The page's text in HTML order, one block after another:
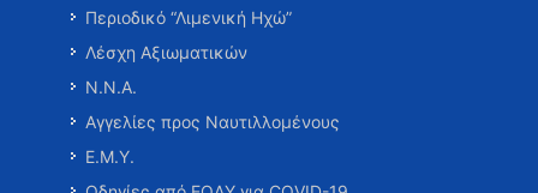
Περιοδικό “Λιμενική Ηχώ”
Λέσχη Αξιωματικών
Ν.Ν.Α.
Αγγελίες προς Ναυτιλλομένους
Ε.Μ.Υ.